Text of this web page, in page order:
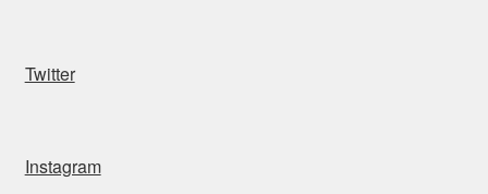
Twitter
Instagram